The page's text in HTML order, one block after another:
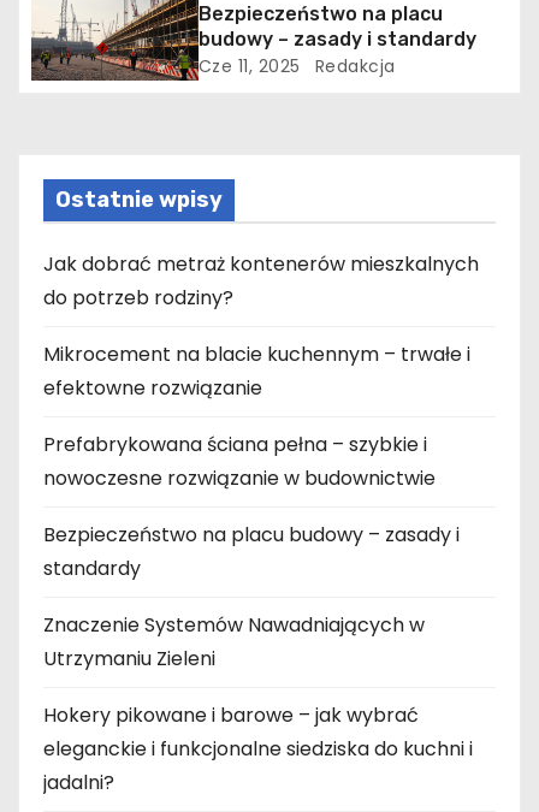
Bezpieczeństwo na placu
budowy – zasady i standardy
Cze 11, 2025 Redakcja
Ostatnie wpisy
Jak dobrać metraż kontenerów mieszkalnych
do potrzeb rodziny?
Mikrocement na blacie kuchennym – trwałe i
efektowne rozwiązanie
Prefabrykowana ściana pełna – szybkie i
nowoczesne rozwiązanie w budownictwie
Bezpieczeństwo na placu budowy – zasady i
standardy
Znaczenie Systemów Nawadniających w
Utrzymaniu Zieleni
Hokery pikowane i barowe – jak wybrać
eleganckie i funkcjonalne siedziska do kuchni i
jadalni?